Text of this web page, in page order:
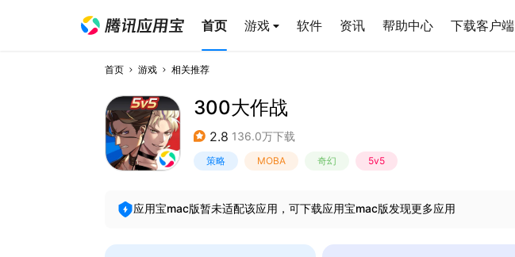
首页 游戏 软件 资讯 帮助中心 下载客户端
首页 游戏 相关推荐
300大作战
2.8 136.0万下载
策略 MOBA 奇幻 5v5
应用宝mac版暂未适配该应用，可下载应用宝mac版发现更多应用